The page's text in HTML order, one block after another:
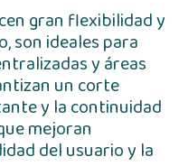
gran flexibilidad y
son ideales para
y áreas
un corte
y la continuidad
mejoran
del usuario y la